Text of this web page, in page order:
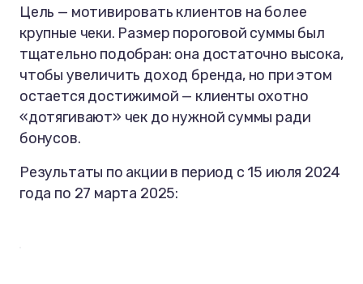
Цель — мотивировать клиентов на более
крупные чеки. Размер пороговой суммы был
тщательно подобран: она достаточно высока,
чтобы увеличить доход бренда, но при этом
остается достижимой — клиенты охотно
«дотягивают» чек до нужной суммы ради
бонусов.
Результаты по акции в период с 15 июля 2024
года по 27 марта 2025: